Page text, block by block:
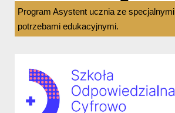
Program Asystent ucznia ze specjalnymi
potrzebami edukacyjnymi.